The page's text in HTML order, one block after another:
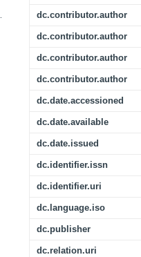
dc.contributor.author
dc.contributor.author
dc.contributor.author
dc.contributor.author
dc.date.accessioned
dc.date.available
dc.date.issued
dc.identifier.issn
dc.identifier.uri
dc.language.iso
dc.publisher
dc.relation.uri